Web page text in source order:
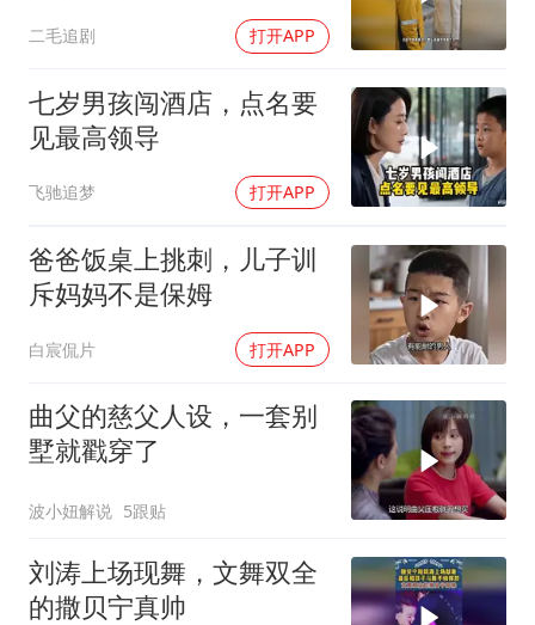
二毛追剧 打开APP
七岁男孩闯酒店，点名要
见最高领导
飞驰追梦 打开APP
爸爸饭桌上挑刺，儿子训
斥妈妈不是保姆
白宸侃片 打开APP
曲父的慈父人设，一套别
墅就戳穿了
波小妞解说 5跟贴
刘涛上场现舞，文舞双全
的撒贝宁真帅